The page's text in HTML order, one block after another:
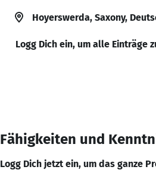
Hoyerswerda, Saxony,
Logg Dich ein, um alle Einträge
Fähigkeiten und
Logg Dich jetzt ein, um das ganze